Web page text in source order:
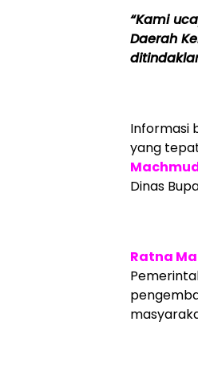
“Kami
Daerah
Informasi
yang
Dinas
Ratna